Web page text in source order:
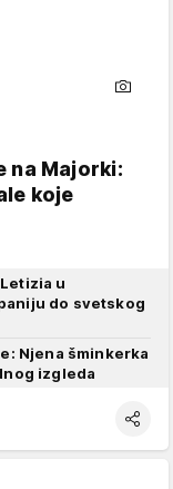
na Majorki:
koje
u
do svetskog
Njena šminkerka
izgleda